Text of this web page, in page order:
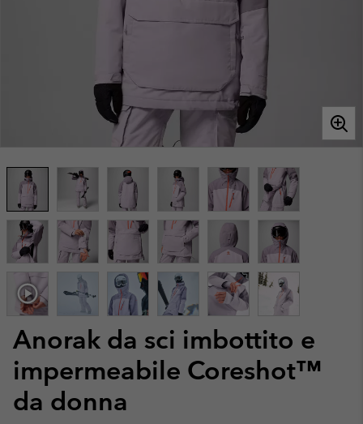
Anorak da sci imbottito e
impermeabile Coreshot™
da donna